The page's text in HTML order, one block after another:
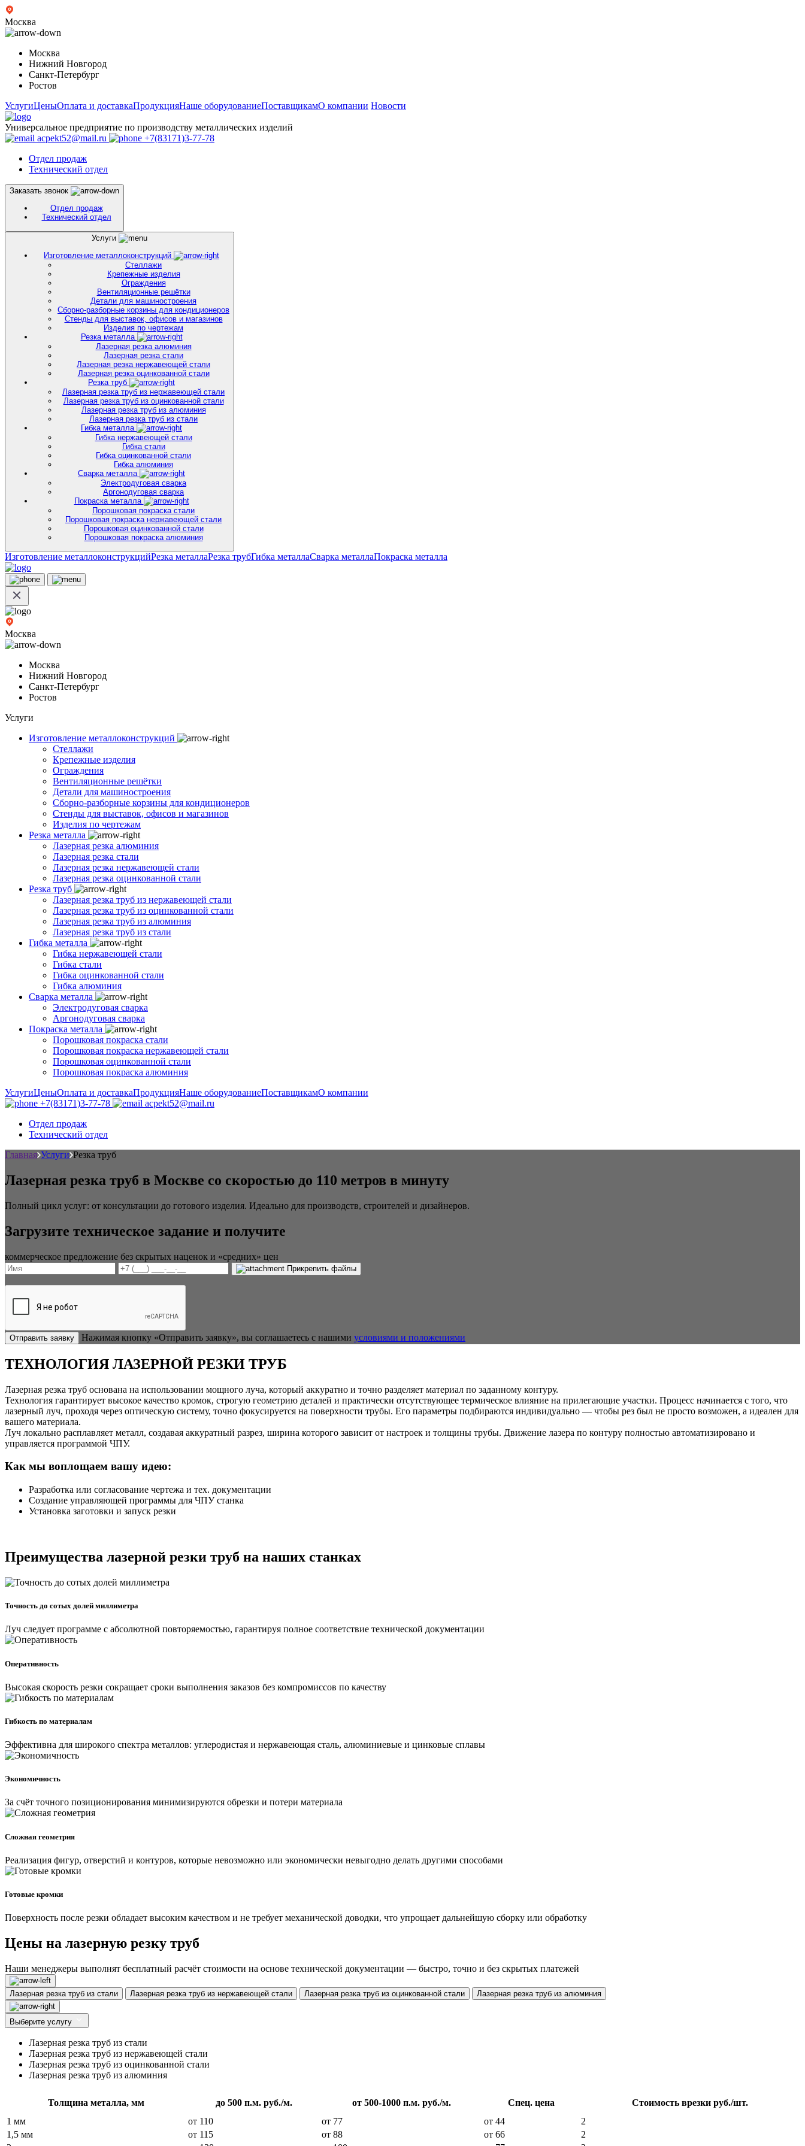
Москва
Москва
Нижний Новгород
Санкт-Петербург
Ростов
УслугиЦеныОплата и доставкаПродукцияНаше оборудованиеПоставщикамО компании Новости
Универсальное предприятие по производству металлических изделий
acpekt52@mail.ru
+7(83171)3-77-78
Отдел продаж
Технический отдел
Заказать звонок
Отдел продаж
Технический отдел
Услуги
Изготовление металлоконструкций
Стеллажи
Крепежные изделия
Ограждения
Вентиляционные решётки
Детали для машиностроения
Сборно-разборные корзины для кондиционеров
Стенды для выставок, офисов и магазинов
Изделия по чертежам
Резка металла
Лазерная резка алюминия
Лазерная резка стали
Лазерная резка нержавеющей стали
Лазерная резка оцинкованной стали
Резка труб
Лазерная резка труб из нержавеющей стали
Лазерная резка труб из оцинкованной стали
Лазерная резка труб из алюминия
Лазерная резка труб из стали
Гибка металла
Гибка нержавеющей стали
Гибка стали
Гибка оцинкованной стали
Гибка алюминия
Сварка металла
Электродуговая сварка
Аргонодуговая сварка
Покраска металла
Порошковая покраска стали
Порошковая покраска нержавеющей стали
Порошковая оцинкованной стали
Порошковая покраска алюминия
Изготовление металлоконструкцийРезка металлаРезка трубГибка металлаСварка металлаПокраска металла
Москва
Москва
Нижний Новгород
Санкт-Петербург
Ростов
Услуги
Изготовление металлоконструкций
Стеллажи
Крепежные изделия
Ограждения
Вентиляционные решётки
Детали для машиностроения
Сборно-разборные корзины для кондиционеров
Стенды для выставок, офисов и магазинов
Изделия по чертежам
Резка металла
Лазерная резка алюминия
Лазерная резка стали
Лазерная резка нержавеющей стали
Лазерная резка оцинкованной стали
Резка труб
Лазерная резка труб из нержавеющей стали
Лазерная резка труб из оцинкованной стали
Лазерная резка труб из алюминия
Лазерная резка труб из стали
Гибка металла
Гибка нержавеющей стали
Гибка стали
Гибка оцинкованной стали
Гибка алюминия
Сварка металла
Электродуговая сварка
Аргонодуговая сварка
Покраска металла
Порошковая покраска стали
Порошковая покраска нержавеющей стали
Порошковая оцинкованной стали
Порошковая покраска алюминия
УслугиЦеныОплата и доставкаПродукцияНаше оборудованиеПоставщикамО компании
+7(83171)3-77-78
acpekt52@mail.ru
Отдел продаж
Технический отдел
Главная Услуги Резка труб
Лазерная резка труб в Москве со скоростью до 110 метров в минуту
Полный цикл услуг: от консультации до готового изделия. Идеально для производств, строителей и дизайнеров.
Загрузите техническое задание и получите
коммерческое предложение без скрытых наценок и «средних» цен
Прикрепить файлы
Отправить заявку Нажимая кнопку «Отправить заявку», вы соглашаетесь с нашими условиями и положениями
ТЕХНОЛОГИЯ ЛАЗЕРНОЙ РЕЗКИ ТРУБ
Лазерная резка труб основана на использовании мощного луча, который аккуратно и точно разделяет материал по заданному контуру.
Технология гарантирует высокое качество кромок, строгую геометрию деталей и практически отсутствующее термическое влияние на прилегающие участки. Процесс начинается с того, что
лазерный луч, проходя через оптическую систему, точно фокусируется на поверхности трубы. Его параметры подбираются индивидуально — чтобы рез был не просто возможен, а идеален для
вашего материала.
Луч локально расплавляет металл, создавая аккуратный разрез, ширина которого зависит от настроек и толщины трубы. Движение лазера по контуру полностью автоматизировано и
управляется программой ЧПУ.
Как мы воплощаем вашу идею:
Разработка или согласование чертежа и тех. документации
Создание управляющей программы для ЧПУ станка
Установка заготовки и запуск резки
Преимущества лазерной резки труб на наших станках
Точность до сотых долей миллиметра
Луч следует программе с абсолютной повторяемостью, гарантируя полное соответствие технической документации
Оперативность
Высокая скорость резки сокращает сроки выполнения заказов без компромиссов по качеству
Гибкость по материалам
Эффективна для широкого спектра металлов: углеродистая и нержавеющая сталь, алюминиевые и цинковые сплавы
Экономичность
За счёт точного позиционирования минимизируются обрезки и потери материала
Сложная геометрия
Реализация фигур, отверстий и контуров, которые невозможно или экономически невыгодно делать другими способами
Готовые кромки
Поверхность после резки обладает высоким качеством и не требует механической доводки, что упрощает дальнейшую сборку или обработку
Цены на лазерную резку труб
Наши менеджеры выполнят бесплатный расчёт стоимости на основе технической документации — быстро, точно и без скрытых платежей
Лазерная резка труб из стали Лазерная резка труб из нержавеющей стали Лазерная резка труб из оцинкованной стали Лазерная резка труб из алюминия
Выберите услугу
Лазерная резка труб из стали
Лазерная резка труб из нержавеющей стали
Лазерная резка труб из оцинкованной стали
Лазерная резка труб из алюминия
Толщина металла, мм до 500 п.м. руб./м. от 500-1000 п.м. руб./м. Спец. цена
Стоимость врезки руб./шт.
1 мм
от 110 от 77 от 44
2
1,5 мм
от 115 от 88 от 66
2